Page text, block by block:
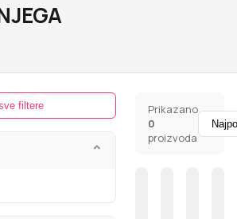
filtere
⌄
Prikazano
0
proizvoda